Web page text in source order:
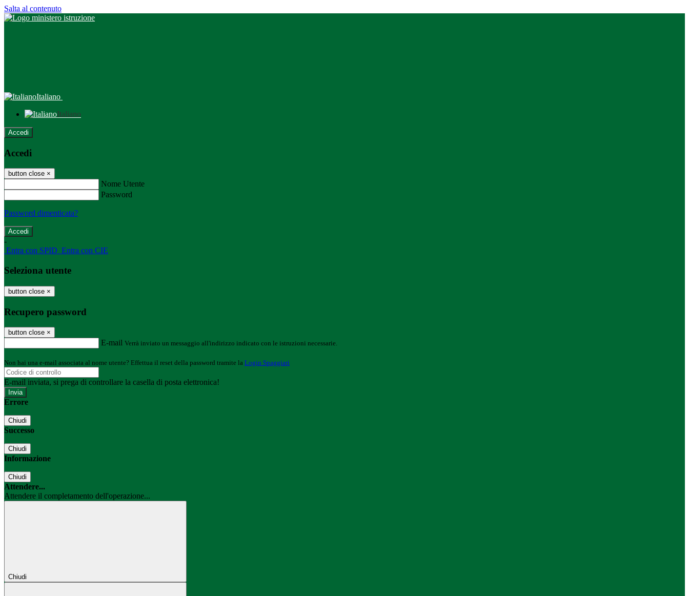
Salta al contenuto
Italiano
Italiano
Accedi
Accedi
button close ×
Nome Utente
Password
Password dimenticata?
-
Entra con SPID Entra con CIE
Seleziona utente
button close ×
Recupero password
button close ×
E-mail Verrà inviato un messaggio all'indirizzo indicato con le istruzioni necessarie.
Non hai una e-mail associata al nome utente? Effettua il reset della password tramite la Login Spaggiari
E-mail inviata, si prega di controllare la casella di posta elettronica!
Errore
Chiudi
Successo
Chiudi
Informazione
Chiudi
Attendere...
Attendere il completamento dell'operazione...
Chiudi